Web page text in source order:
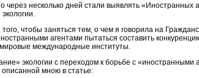
через несколько дней стали выявлять
того, чтобы заняться тем, о чем я говорила на
агентами пытаться составить
международные институты.
экологии с переходом к борьбе с «иностранными
описанной мною в статье: